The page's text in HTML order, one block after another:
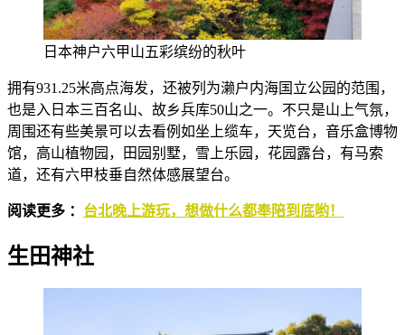
日本神户六甲山五彩缤纷的秋叶
拥有931.25米高点海发，还被列为濑户内海国立公园的范围，
也是入日本三百名山、故乡兵库50山之一。不只是山上气氛，
周围还有些美景可以去看例如坐上缆车，天览台，音乐盒博物
馆，高山植物园，田园别墅，雪上乐园，花园露台，有马索
道，还有六甲枝垂自然体感展望台。
阅读更多 ： 台北晚上游玩，想做什么都奉陪到底哟！
生田神社